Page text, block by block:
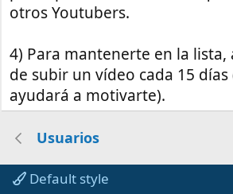
otros Youtubers.
4) Para mantenerte en la lista,
de subir un vídeo cada 15 días
ayudará a motivarte).
Usuarios
Default style